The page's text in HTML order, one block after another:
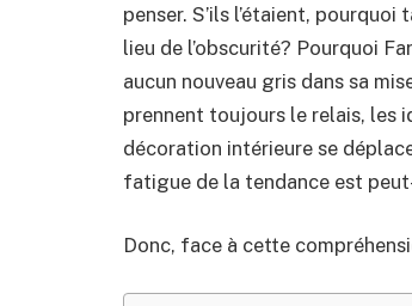
penser. S’ils l’étaient,
lieu de l’obscurité? Pourquoi
aucun nouveau gris dans sa
prennent toujours le relais, les
décoration intérieure se
fatigue de la tendance est
Donc, face à cette